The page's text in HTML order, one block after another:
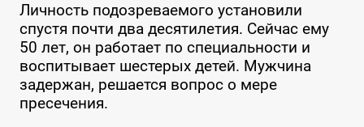
Личность подозреваемого установили
спустя почти два десятилетия. Сейчас ему
50 лет, он работает по специальности и
воспитывает шестерых детей. Мужчина
задержан, решается вопрос о мере
пресечения.